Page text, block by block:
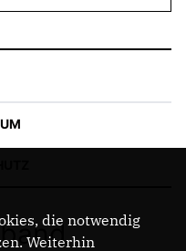
die notwendig
Weiterhin